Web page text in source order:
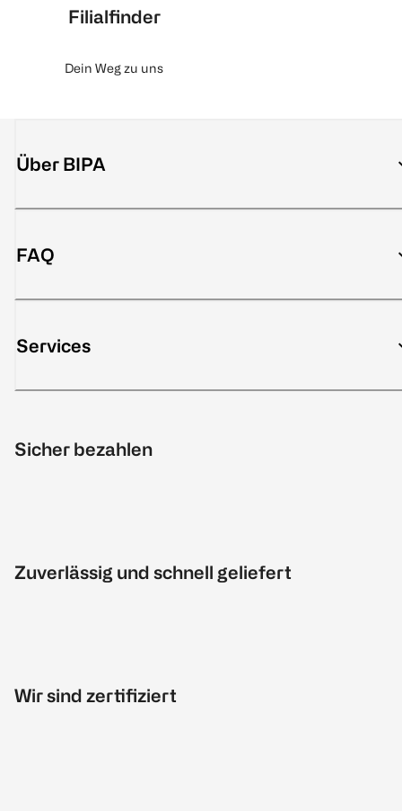
Filialfinder
Dein Weg zu uns
Über BIPA
FAQ
Services
Sicher bezahlen
Zuverlässig und schnell geliefert
Wir sind zertifiziert